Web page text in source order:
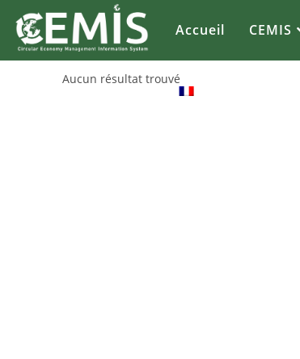
Accueil CEMIS
Aucun résultat trouvé